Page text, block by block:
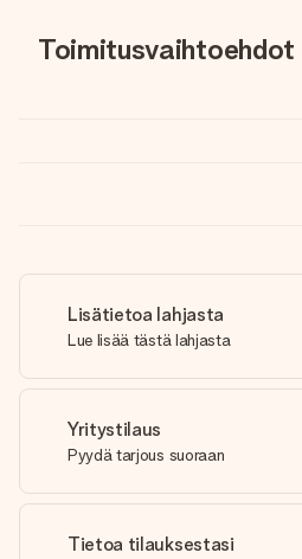
Toimitusvaihtoehdot
Lisätietoa lahjasta
Lue lisää tästä lahjasta
Yritystilaus
Pyydä tarjous suoraan
Tietoa tilauksestasi